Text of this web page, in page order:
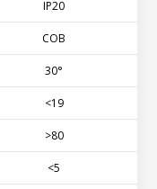
IP20
COB
30°
<19
>80
<5